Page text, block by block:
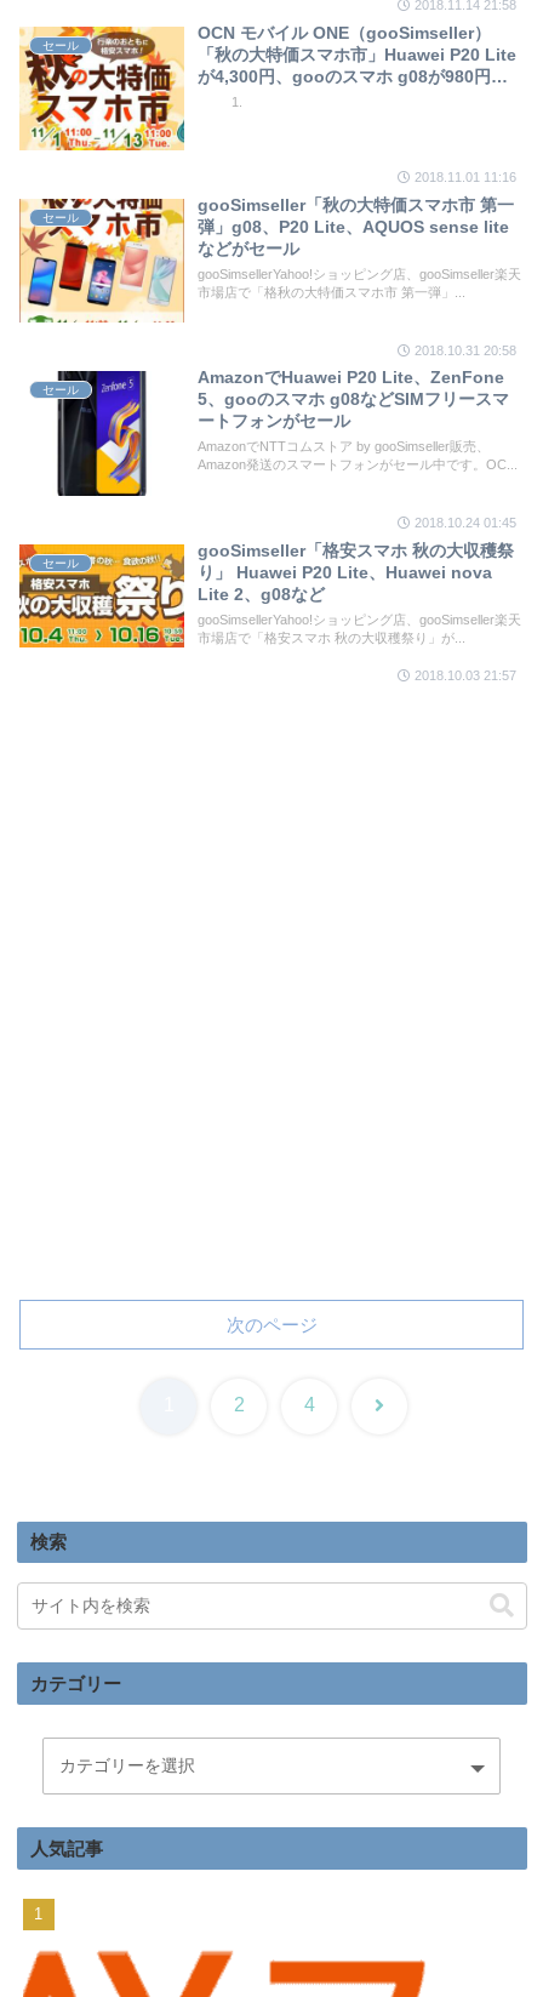
2018.11.14 21:58
セール
OCN モバイル ONE（gooSimseller）
「秋の大特価スマホ市」Huawei P20 Lite
が4,300円、gooのスマホ g08が980円な
2018.11.01 11:16
セール
gooSimseller「秋の大特価スマホ市 第一
弾」g08、P20 Lite、AQUOS sense lite
などがセール
gooSimsellerYahoo!ショッピング店、gooSimseller楽天
市場店で「格秋の大特価スマホ市 第一弾」...
2018.10.31 20:58
セール
AmazonでHuawei P20 Lite、ZenFone
5、gooのスマホ g08などSIMフリースマ
ートフォンがセール
AmazonでNTTコムストア by gooSimseller販売、
Amazon発送のスマートフォンがセール中です。OC...
2018.10.24 01:45
セール
gooSimseller「格安スマホ 秋の大収穫祭
り」 Huawei P20 Lite、Huawei nova
Lite 2、g08など
gooSimsellerYahoo!ショッピング店、gooSimseller楽天
市場店で「格安スマホ 秋の大収穫祭り」が...
2018.10.03 21:57
次のページ
2 4 次
検索
カテゴリー
人気記事